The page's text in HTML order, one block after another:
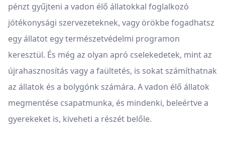
pénzt gyűjteni a vadon élő állatokkal foglalkozó
jótékonysági szervezeteknek, vagy örökbe fogadhatsz
egy állatot egy természetvédelmi programon
keresztül. És még az olyan apró cselekedetek, mint az
újrahasznosítás vagy a faültetés, is sokat számíthatnak
az állatok és a bolygónk számára. A vadon élő állatok
megmentése csapatmunka, és mindenki, beleértve a
gyerekeket is, kiveheti a részét belőle.